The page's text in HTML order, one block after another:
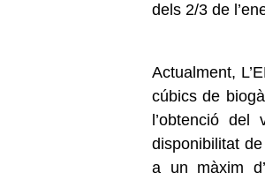
dels 2/3 de
Actualment,
cúbics de
l’obtenció
disponibilitat
a un màxim